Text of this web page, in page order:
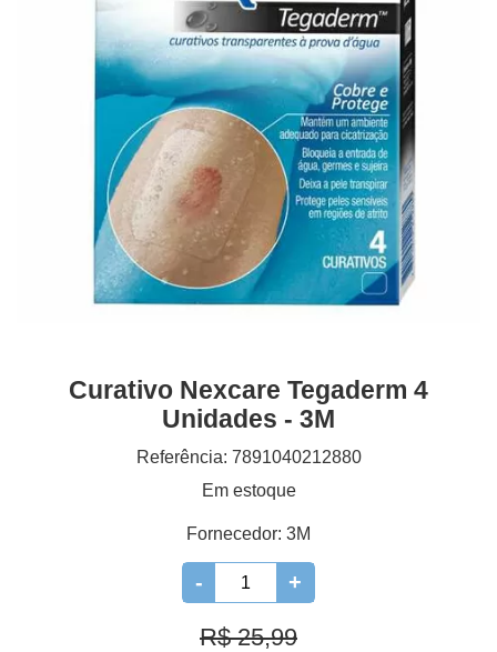
Curativo Nexcare Tegaderm 4
Unidades - 3M
Referência: 7891040212880
Em estoque
Fornecedor: 3M
- +
R$ 25,99